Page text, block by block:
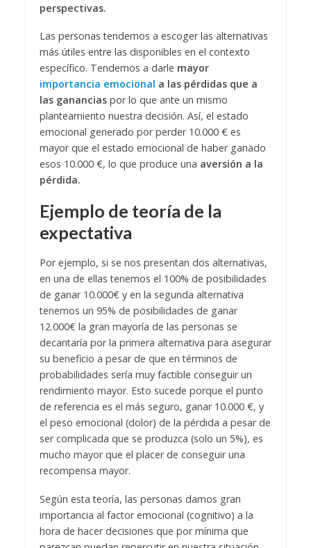
perspectivas.
Las personas tendemos a escoger las alternativas
más útiles entre las disponibles en el contexto
específico. Tendemos a darle mayor
importancia emocional a las pérdidas que a
las gananciaspor lo que ante un mismo
planteamiento nuestra decisión. Así, el estado
emocional generado por perder 10.000 € es
mayor que el estado emocional de haber ganado
esos 10.000 €, lo que produce una aversión a la
pérdida.
Ejemplo de teoría de la
expectativa
Por ejemplo, si se nos presentan dos alternativas,
en una de ellas tenemos el 100% de posibilidades
de ganar 10.000€ y en la segunda alternativa
tenemos un 95% de posibilidades de ganar
12.000€ la gran mayoría de las personas se
decantaría por la primera alternativa para asegurar
su beneficio a pesar de que en términos de
probabilidades sería muy factible conseguir un
rendimiento mayor. Esto sucede porque el punto
de referencia es el más seguro, ganar 10.000 €, y
el peso emocional (dolor) de la pérdida a pesar de
ser complicada que se produzca (solo un 5%), es
mucho mayor que el placer de conseguir una
recompensa mayor.
Según esta teoría, las personas damos gran
importancia al factoremocional (cognitivo) a la
hora de hacer decisiones que por mínima que